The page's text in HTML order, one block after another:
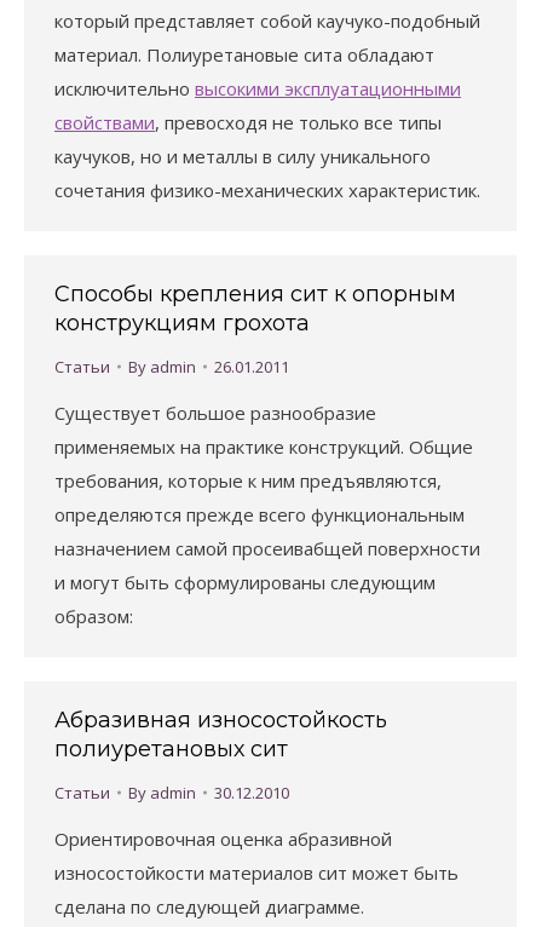
который представляет собой каучуко-подобный
материал. Полиуретановые сита обладают
исключительно высокими эксплуатационными
свойствами, превосходя не только все типы
каучуков, но и металлы в силу уникального
сочетания физико-механических характеристик.
Способы крепления сит к опорным
конструкциям грохота
Статьи By admin 26.01.2011
Существует большое разнообразие
применяемых на практике конструкций. Общие
требования, которые к ним предъявляются,
определяются прежде всего функциональным
назначением самой просеивабщей поверхности
и могут быть сформулированы следующим
образом:
Абразивная износостойкость
полиуретановых сит
Статьи By admin 30.12.2010
Ориентировочная оценка абразивной
износостойкости материалов сит может быть
сделана по следующей диаграмме.